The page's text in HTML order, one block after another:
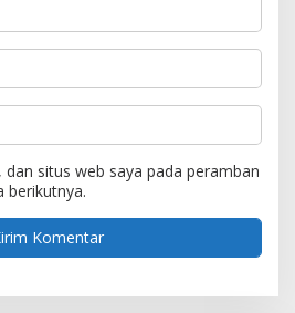
situs web saya pada peramban
berikutnya.